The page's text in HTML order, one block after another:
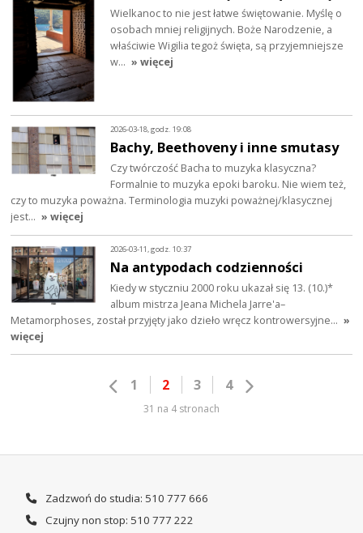
Wielkanoc to nie jest łatwe świętowanie. Myślę o
osobach mniej religijnych. Boże Narodzenie, a
właściwie Wigilia tegoż święta, są przyjemniejsze
w… » więcej
2026-03-18, godz. 19:08
Bachy, Beethoveny i inne smutasy
Czy twórczość Bacha to muzyka klasyczna?
Formalnie to muzyka epoki baroku. Nie wiem też,
czy to muzyka poważna. Terminologia muzyki poważnej/klasycznej
jest… » więcej
2026-03-11, godz. 10:37
Na antypodach codzienności
Kiedy w styczniu 2000 roku ukazał się 13. (10.)*
album mistrza Jeana Michela Jarre'a–
Metamorphoses, został przyjęty jako dzieło wręcz kontrowersyjne… »
więcej
1 2 3 4
31 na 4 stronach
Zadzwoń do studia: 510 777 666
Czujny non stop: 510 777 222